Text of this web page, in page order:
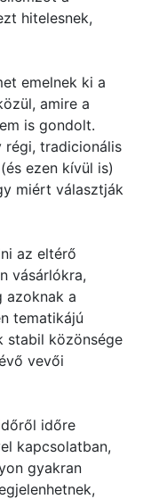
hitelesnek,
emelnek ki a
amire a
is gondolt.
régi, tradicionális
ezen kívül is)
miért választják
az eltérő
vásárlókra,
azoknak a
tematikájú
stabil közönsége
vevői
időre
kapcsolatban,
gyakran